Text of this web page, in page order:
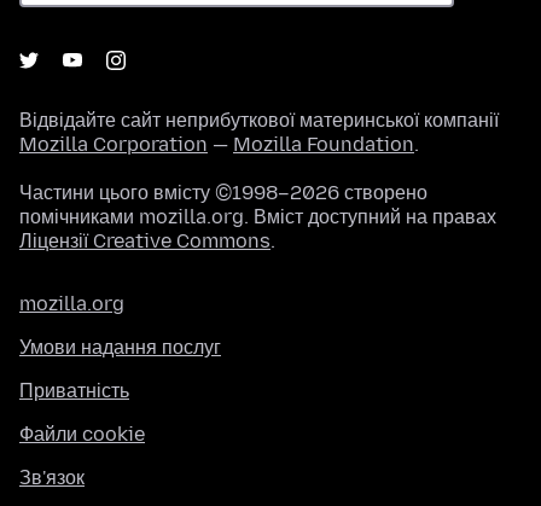
Відвідайте сайт неприбуткової материнської компанії
Mozilla Corporation — Mozilla Foundation.
Частини цього вмісту ©1998–2026 створено
помічниками mozilla.org. Вміст доступний на правах
Ліцензії Creative Commons.
mozilla.org
Умови надання послуг
Приватність
Файли cookie
Зв'язок